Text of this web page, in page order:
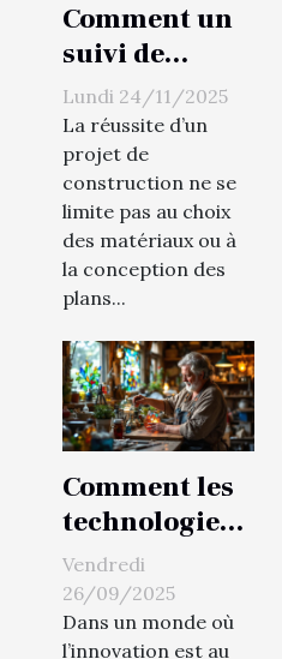
Comment un
suivi de
chantier
efficace
assure la
réussite de
votre
construction
?
Lundi 24/11/2025
La réussite d’un
projet de
construction ne se
limite pas au choix
des matériaux ou à
la conception des
plans...
Comment les
technologies
modernes
améliorent les
services de
Vendredi
26/09/2025
Dans un monde où
l’innovation est au